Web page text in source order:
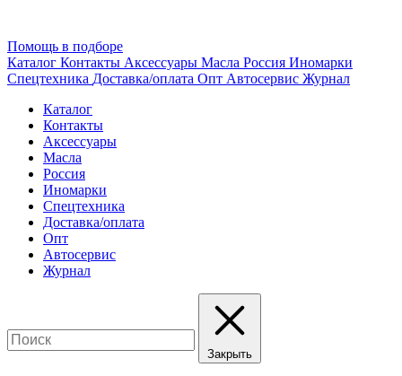
Помощь в подборе
Каталог Контакты Аксессуары Масла Россия Иномарки
Спецтехника Доставка/оплата Опт Автосервис Журнал
Каталог
Контакты
Аксессуары
Масла
Россия
Иномарки
Спецтехника
Доставка/оплата
Опт
Автосервис
Журнал
Закрыть